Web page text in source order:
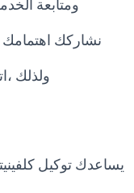
ومتابعة
نشاركك اهتمامك
ولذلك
يساعدك توكيل